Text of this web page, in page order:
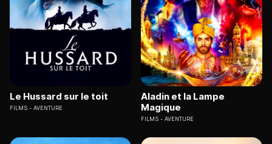
Le Hussard sur le toit
FILMS AVENTURE
Aladin et la Lampe
Magique
FILMS AVENTURE